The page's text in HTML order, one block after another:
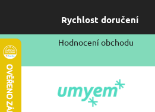
obsah
Rychlost doručení
Hodnocení obchodu